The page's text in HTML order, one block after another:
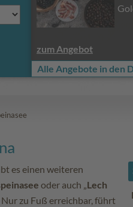
zum Angebot
Alle Angebote in den
es einen weiteren
oder auch „Lech
zu Fuß erreichbar, führt